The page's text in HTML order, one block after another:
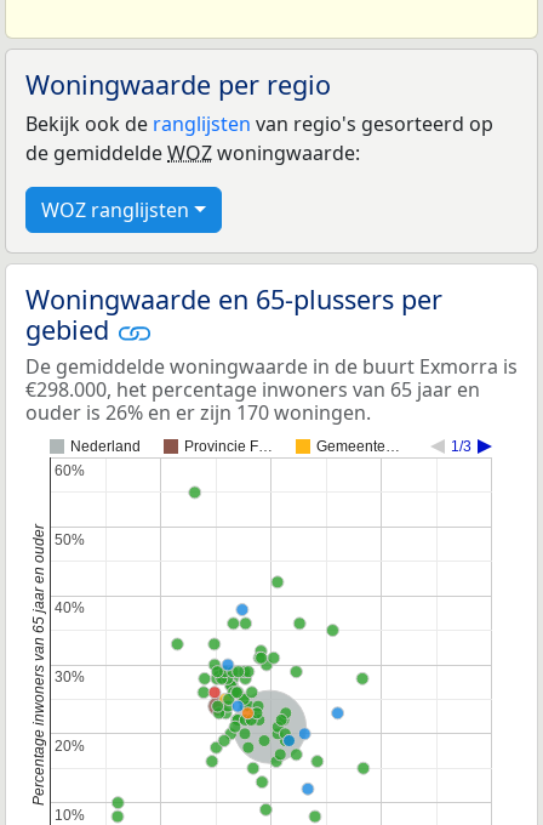
Woningwaarde per regio
Bekijk ook de ranglijsten van regio's gesorteerd op
de gemiddeldeWOZwoningwaarde:
WOZ ranglijsten
Woningwaarde en 65-plussers per
gebied
De gemiddelde woningwaarde in de buurt Exmorra is
€298.000, het percentage inwoners van 65 jaar en
ouder is 26% en er zijn 170 woningen.
Nederland Provincie F… Gemeente… 1/3
Nederland
10%
10%
20%
20%
30%
30%
40%
40%
50%
50%
60%
60%
Percentage inwoners van 65 jaar en ouder